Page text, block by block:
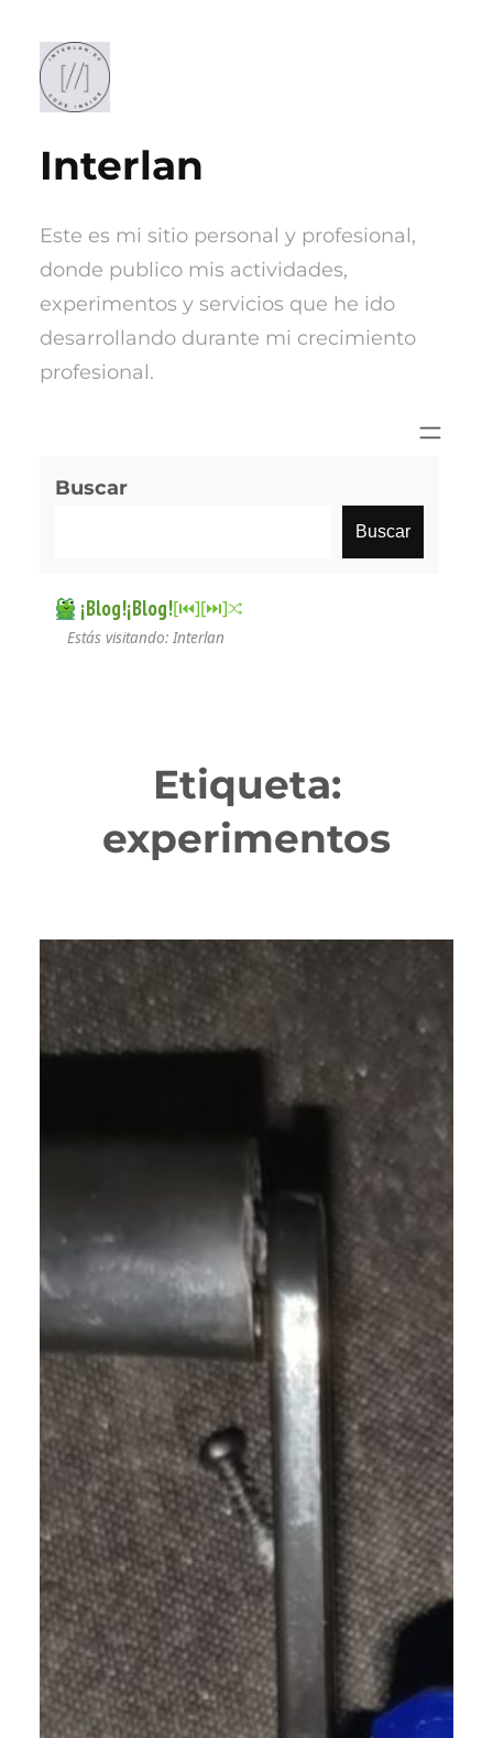
contenido
Interlan
Este es mi sitio personal y profesional,
donde publico mis actividades,
experimentos y servicios que he ido
desarrollando durante mi crecimiento
profesional.
Buscar
Buscar
¡Blog!¡Blog![⏮︎][⏭︎]
Estás visitando: Interlan
Etiqueta:
experimentos